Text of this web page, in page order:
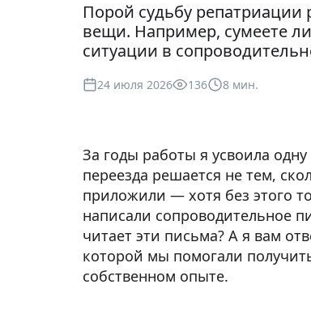
Порой судьбу
вещи. Например, сумеете
ситуации в
24 июля 2026 136 8 мин.
За годы работы я усвоила
переезда решается не тем,
приложили — хотя без этого
написали сопроводительное
читает эти письма? А я вам
которой мы помогали
собственном опыте.